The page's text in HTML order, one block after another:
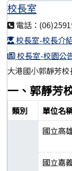
校長室
電話：
校長室-校長介
校長室-校園公
大港國小郭靜芳校
一、郭靜芳
類別 單位名
國立高
國立嘉